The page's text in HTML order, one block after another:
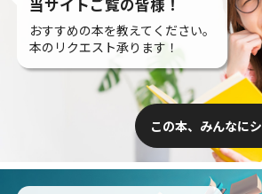
当サイトご覧の皆様！
おすすめの本を教えてください。
本のリクエスト承ります！
この本、みんなに